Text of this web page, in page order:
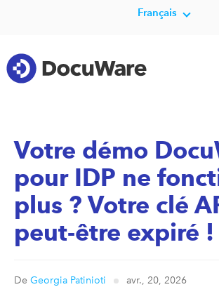
Français
Votre démo
pour IDP ne
plus ? Votre clé
peut-être expiré !
De Georgia Patinioti avr., 20, 2026